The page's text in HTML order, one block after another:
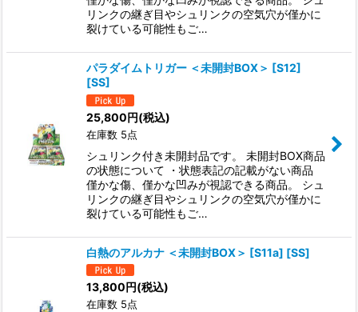
リンクの継ぎ目やシュリンクの空気穴が僅かに
裂けている可能性もご…
パラダイムトリガー ＜未開封BOX＞ [S12]
[SS]
25,800円(税込)
在庫数 5点
シュリンク付き未開封品です。 未開封BOX商品
の状態について ・状態表記の記載がない商品
僅かな傷、僅かな凹みが視認できる商品。 シュ
リンクの継ぎ目やシュリンクの空気穴が僅かに
裂けている可能性もご…
白熱のアルカナ ＜未開封BOX＞ [S11a] [SS]
13,800円(税込)
在庫数 5点